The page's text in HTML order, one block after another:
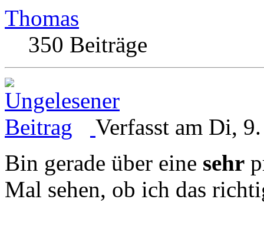
Thomas
350 Beiträge
Verfasst am Di,
Bin gerade über eine sehr
Mal sehen, ob ich das